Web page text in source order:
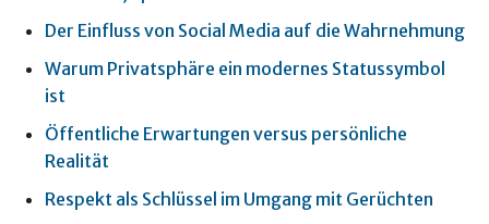
Der Einfluss von Social Media auf die Wahrnehmung
Warum Privatsphäre ein modernes Statussymbol
ist
Öffentliche Erwartungen versus persönliche
Realität
Respekt als Schlüssel im Umgang mit Gerüchten